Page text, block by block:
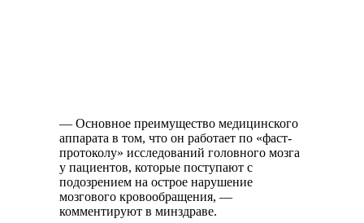
— Основное преимущество медицинского
аппарата в том, что он работает по «фаст-
протоколу» исследований головного мозга
у пациентов, которые поступают с
подозрением на острое нарушение
мозгового кровообращения, —
комментируют в минздраве.